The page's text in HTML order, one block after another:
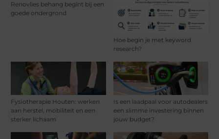
Renovlies behang begint bij een
goede ondergrond
Hoe begin je met keyword
research?
Fysiotherapie Houten: werken
aan herstel, mobiliteit en een
sterker lichaam
Is een laadpaal voor autodealers
een slimme investering binnen
jouw budget?